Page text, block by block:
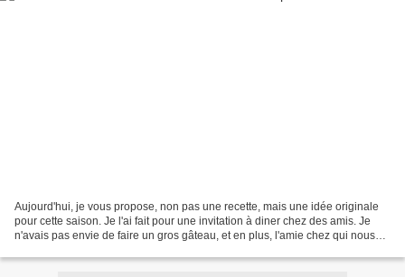
Aujourd'hui, je vous propose, non pas une recette, mais une idée originale
pour cette saison. Je l'ai fait pour une invitation à diner chez des amis. Je
n'avais pas envie de faire un gros gâteau, et en plus, l'amie chez qui nous